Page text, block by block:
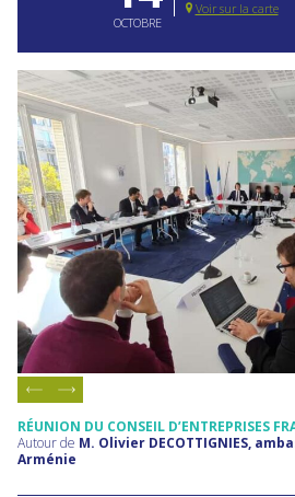
OCTOBRE
Voir sur la carte
RÉUNION DU CONSEIL D’ENTREPRISES
Autour de M. Olivier DECOTTIGNIES,
Arménie